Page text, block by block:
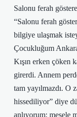
Salonu ferah
“Salonu ferah
bilgiye ulaşmak
Çocukluğum
Kışın erken çöken
girerdi. Annem
tam yayılmazdı. O
hissediliyor” diye
anlıyorum: mesele